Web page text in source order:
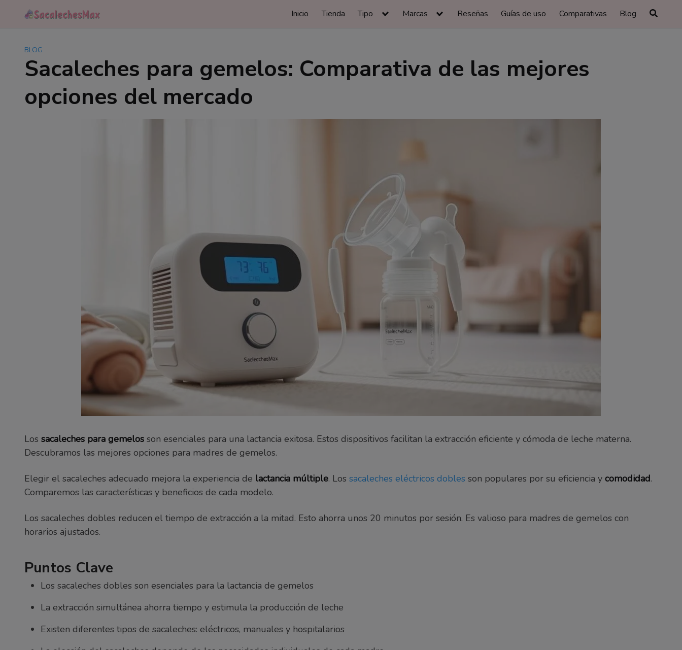
Inicio Tienda Tipo Marcas Reseñas Guías de uso Comparativas Blog
BLOG
Sacaleches para gemelos: Comparativa de las mejores
opciones del mercado
Los sacaleches para gemelos son esenciales para una lactancia exitosa. Estos dispositivos facilitan la extracción eficiente y cómoda de leche materna.
Descubramos las mejores opciones para madres de gemelos.
Elegir el sacaleches adecuado mejora la experiencia de lactancia múltiple. Los sacaleches eléctricos dobles son populares por su eficiencia y comodidad.
Comparemos las características y beneficios de cada modelo.
Los sacaleches dobles reducen el tiempo de extracción a la mitad. Esto ahorra unos 20 minutos por sesión. Es valioso para madres de gemelos con
horarios ajustados.
Puntos Clave
Los sacaleches dobles son esenciales para la lactancia de gemelos
La extracción simultánea ahorra tiempo y estimula la producción de leche
Existen diferentes tipos de sacaleches: eléctricos, manuales y hospitalarios